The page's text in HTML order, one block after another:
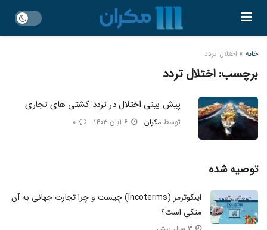
خانه » اختلال تردد
برچسب:اختلال تردد
پیش بینی اختلال در تردد کشتی های تجاری
توسط مکران
توصیه شده
اینکوترمز (Incoterms) چیست و چرا تجارت جهانی به آن
متکی است؟